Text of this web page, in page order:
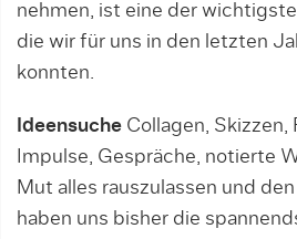
nehmen, ist eine der
die wir für uns in den letzten
konnten.
Ideensuche Collagen, Skizzen,
Impulse, Gespräche, notierte
Mut alles rauszulassen und
haben uns bisher die